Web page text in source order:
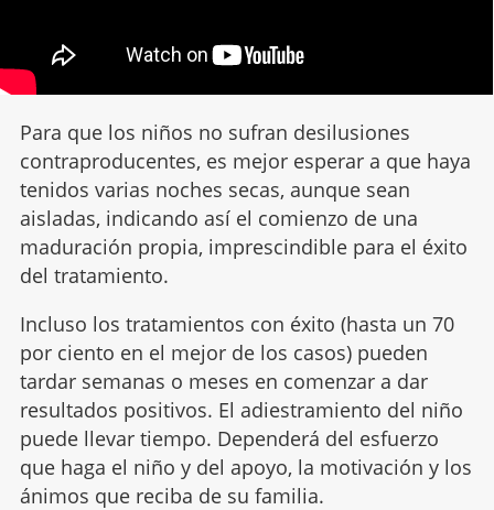
Para que los niños no sufran desilusiones
contraproducentes, es mejor esperar a que haya
tenidos varias noches secas, aunque sean
aisladas, indicando así el comienzo de una
maduración propia, imprescindible para el éxito
del tratamiento.
Incluso los tratamientos con éxito (hasta un 70
por ciento en el mejor de los casos) pueden
tardar semanas o meses en comenzar a dar
resultados positivos. El adiestramiento del niño
puede llevar tiempo. Dependerá del esfuerzo
que haga el niño y del apoyo, la motivación y los
ánimos que reciba de su familia.